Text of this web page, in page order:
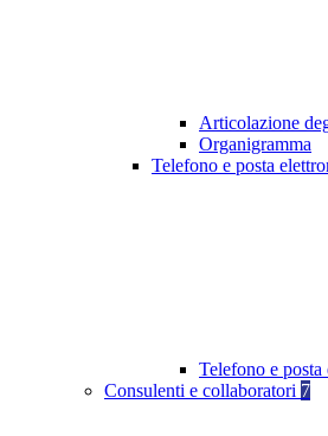
Articolazione
Organigramma
Telefono e posta
Telefono e posta
Consulenti e collaboratori 7